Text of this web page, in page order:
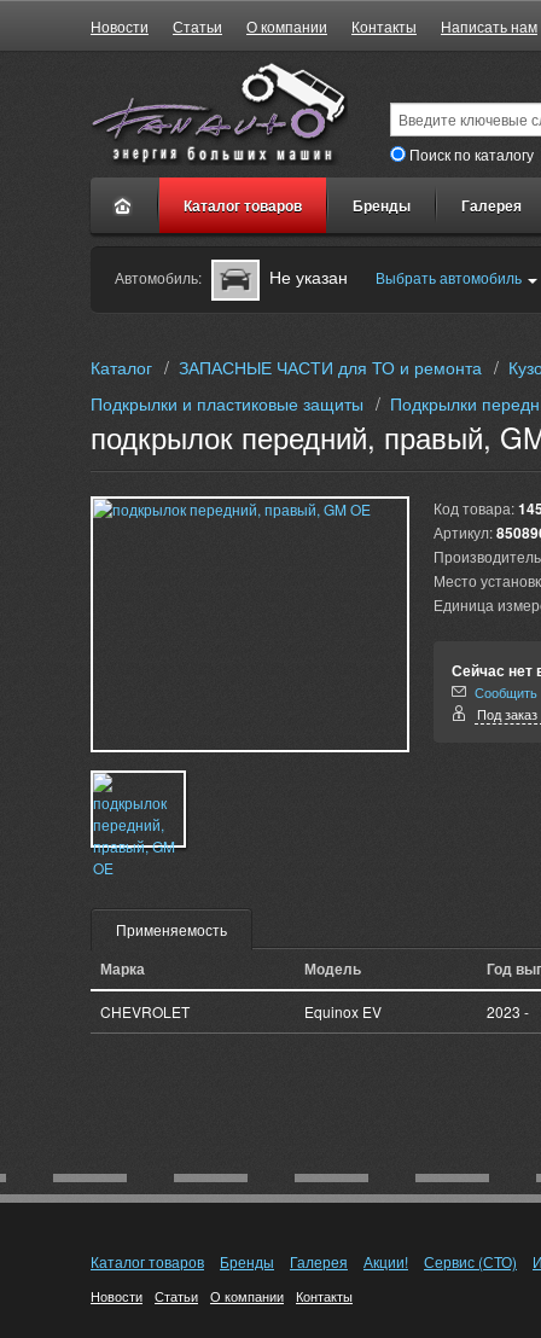
Новости Статьи О компании Контакты Написать нам
Поиск по каталогу
Каталог товаров Бренды Галерея
Автомобиль: Не указан Выбрать автомобиль
Каталог / ЗАПАСНЫЕ ЧАСТИ для ТО и ремонта /
Подкрылки и пластиковые защиты / Подкрылки
подкрылок передний, правый,
Код товара:
Артикул:
Место
Единица
Сейчас нет
Сообщить
Под
Применяемость
Марка Модель Год
CHEVROLET Equinox EV 2023 -
Каталог товаров Бренды Галерея Акции! Сервис (СТО)
Новости Статьи О компании Контакты